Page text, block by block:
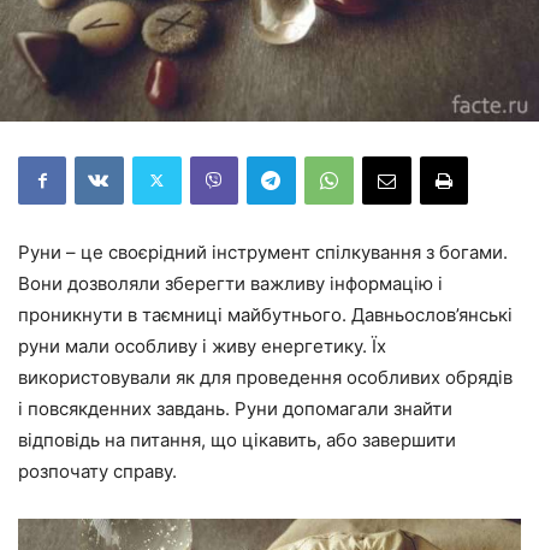
Руни – це своєрідний інструмент спілкування з богами.
Вони дозволяли зберегти важливу інформацію і
проникнути в таємниці майбутнього. Давньослов’янські
руни мали особливу і живу енергетику. Їх
використовували як для проведення особливих обрядів
і повсякденних завдань. Руни допомагали знайти
відповідь на питання, що цікавить, або завершити
розпочату справу.